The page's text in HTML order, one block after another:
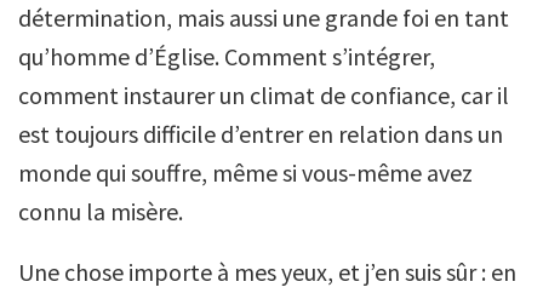
détermination, mais aussi une grande foi en tant
qu’homme d’Église. Comment s’intégrer,
comment instaurer un climat de confiance, car il
est toujours difficile d’entrer en relation dans un
monde qui souffre, même si vous-même avez
connu la misère.
Une chose importe à mes yeux, et j’en suis sûr : en